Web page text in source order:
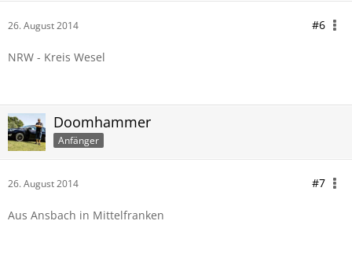
26. August 2014 #6
NRW - Kreis Wesel
Doomhammer
Anfänger
26. August 2014 #7
Aus Ansbach in Mittelfranken